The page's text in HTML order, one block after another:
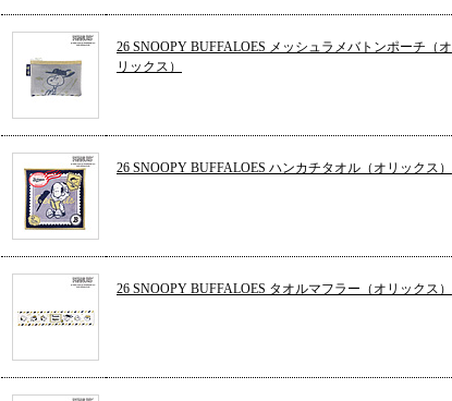
26 SNOOPY BUFFALOES メッシュラメバトンポーチ（オ
リックス）
26 SNOOPY BUFFALOES ハンカチタオル（オリックス）
26 SNOOPY BUFFALOES タオルマフラー（オリックス）